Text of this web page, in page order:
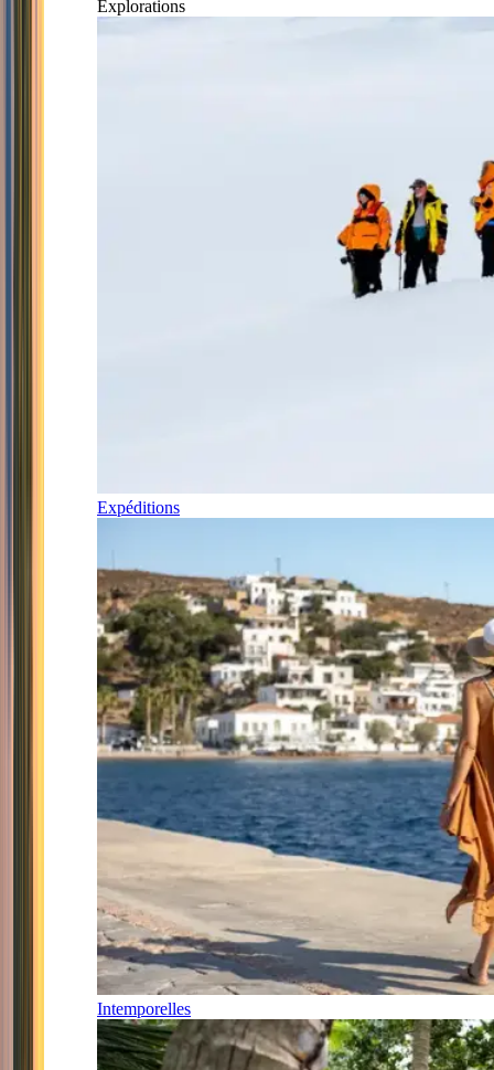
Explorations
Expéditions
Intemporelles